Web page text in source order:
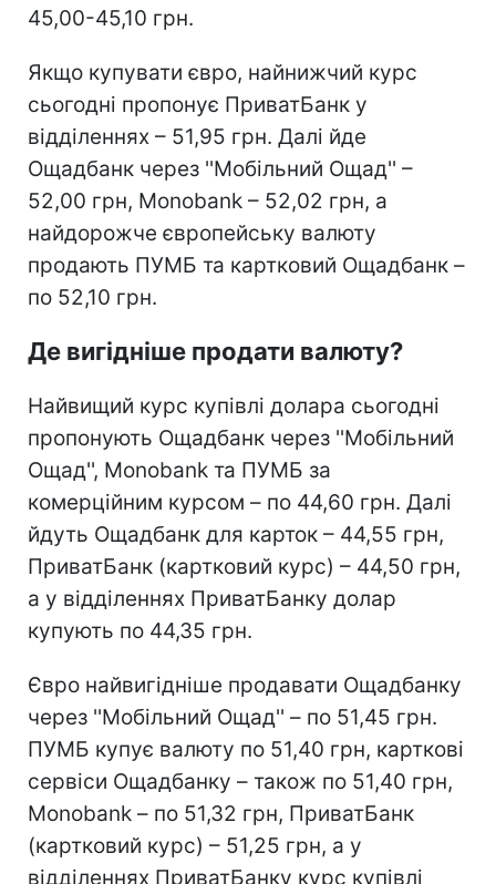
45,00-45,10 грн.
Якщо купувати євро, найнижчий курс
сьогодні пропонує ПриватБанк у
відділеннях – 51,95 грн. Далі йде
Ощадбанк через ''Мобільний Ощад'' –
52,00 грн, Monobank – 52,02 грн, а
найдорожче європейську валюту
продають ПУМБ та картковий Ощадбанк –
по 52,10 грн.
Де вигідніше продати валюту?
Найвищий курс купівлі долара сьогодні
пропонують Ощадбанк через ''Мобільний
Ощад'', Monobank та ПУМБ за
комерційним курсом – по 44,60 грн. Далі
йдуть Ощадбанк для карток – 44,55 грн,
ПриватБанк (картковий курс) – 44,50 грн,
а у відділеннях ПриватБанку долар
купують по 44,35 грн.
Євро найвигідніше продавати Ощадбанку
через ''Мобільний Ощад'' – по 51,45 грн.
ПУМБ купує валюту по 51,40 грн, карткові
сервіси Ощадбанку – також по 51,40 грн,
Monobank – по 51,32 грн, ПриватБанк
(картковий курс) – 51,25 грн, а у
відділеннях ПриватБанку курс купівлі